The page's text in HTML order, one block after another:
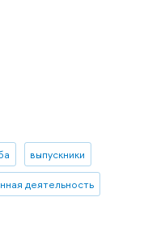
выпускники
деятельность